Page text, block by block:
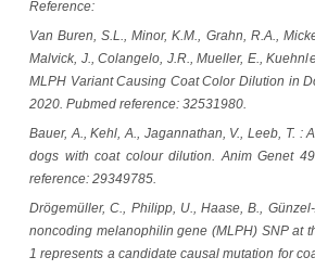
Reference:
Van Buren, S.L., Minor, K.M., Grahn, R.A.,
Malvick, J., Colangelo, J.R., Mueller, E.,
MLPH Variant Causing Coat Color Dilution in
2020. Pubmed reference: 32531980.
Bauer, A., Kehl, A., Jagannathan, V., Leeb, T. :
dogs with coat colour dilution. Anim Genet
reference: 29349785.
Drögemüller, C., Philipp, U., Haase, B.,
noncoding melanophilin gene (MLPH) SNP at
1 represents a candidate causal mutation for